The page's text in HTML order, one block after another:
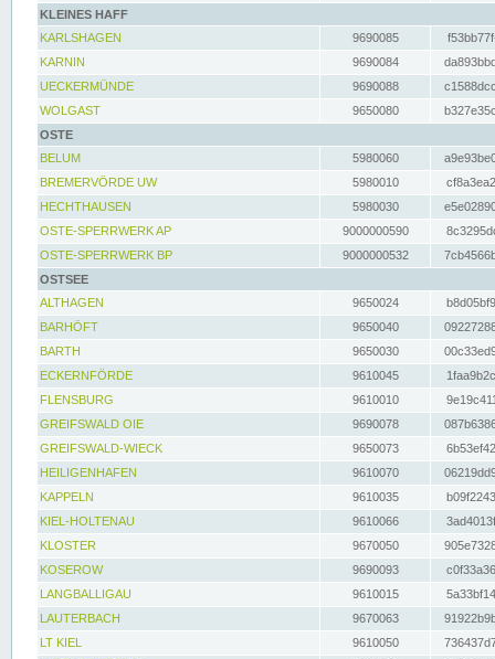
KLEINES HAFF
KARLSHAGEN
9690085
KARNIN
9690084
UECKERMÜNDE
9690088
WOLGAST
9650080
OSTE
BELUM
5980060
BREMERVÖRDE UW
5980010
HECHTHAUSEN
5980030
OSTE-SPERRWERK AP
9000000590
OSTE-SPERRWERK BP
9000000532
OSTSEE
ALTHAGEN
9650024
BARHÖFT
9650040
BARTH
9650030
ECKERNFÖRDE
9610045
FLENSBURG
9610010
GREIFSWALD OIE
9690078
GREIFSWALD-WIECK
9650073
HEILIGENHAFEN
9610070
KAPPELN
9610035
KIEL-HOLTENAU
9610066
KLOSTER
9670050
KOSEROW
9690093
LANGBALLIGAU
9610015
LAUTERBACH
9670063
LT KIEL
9610050